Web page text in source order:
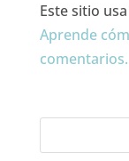
Este sitio
Aprende
comentarios.